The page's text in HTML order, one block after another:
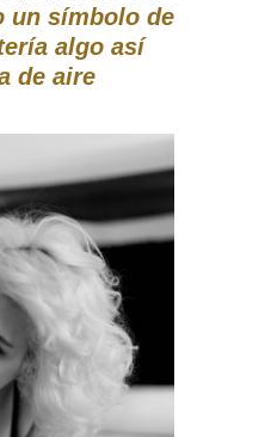
un símbolo de
algo así
de aire